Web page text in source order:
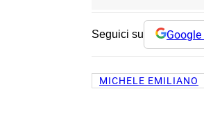
Seguici su Google
MICHELE EMILIANO